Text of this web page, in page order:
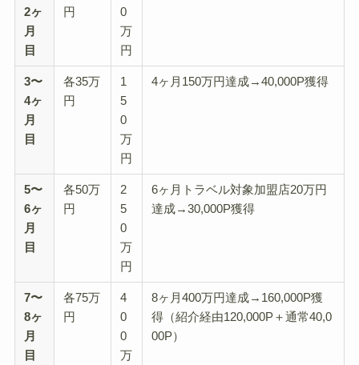
2ヶ
月
目
円
0
万
円
3〜
4ヶ
月
目
各35万
円
1
5
0
万
円
4ヶ月150万円達成→40,000P獲得
5〜
6ヶ
月
目
各50万
円
2
5
0
万
円
6ヶ月トラベル対象加盟店20万円
達成→30,000P獲得
7〜
8ヶ
月
目
各75万
円
4
0
0
万
8ヶ月400万円達成→160,000P獲
得（紹介経由120,000P＋通常40,0
00P）